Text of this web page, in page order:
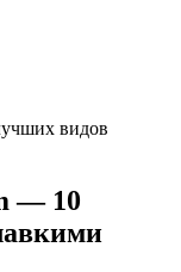
видов
— 10